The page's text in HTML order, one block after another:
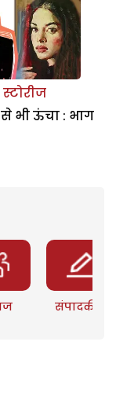
भी ऊंचा : भाग
संपादकीय